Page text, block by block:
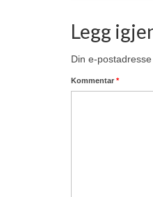
Legg
Din e-
Kommentar *